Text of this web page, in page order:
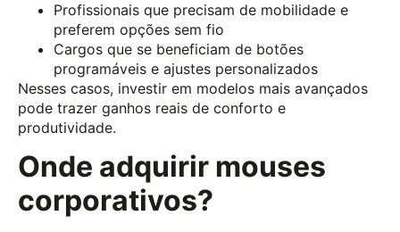
Profissionais que precisam de mobilidade e
preferem opções sem fio
Cargos que se beneficiam de botões
programáveis e ajustes personalizados
Nesses casos, investir em modelos mais avançados
pode trazer ganhos reais de conforto e
produtividade.
Onde adquirir mouses
corporativos?